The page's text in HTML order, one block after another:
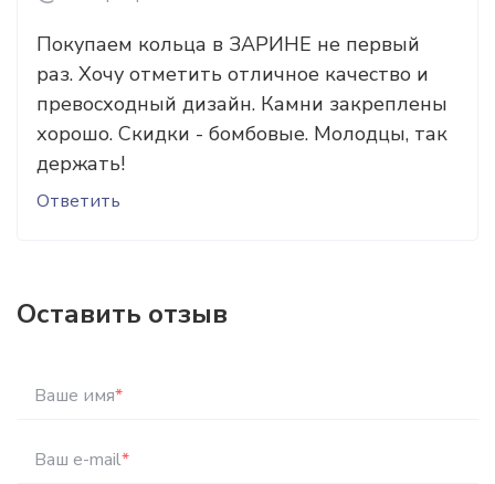
Покупаем кольца в ЗАРИНЕ не первый
раз. Хочу отметить отличное качество и
превосходный дизайн. Камни закреплены
хорошо. Скидки - бомбовые. Молодцы, так
держать!
Ответить
Оставить отзыв
Ваше имя*
Ваш e-mail*